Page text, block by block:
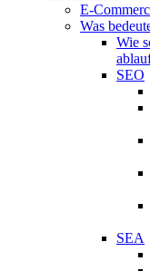
E-
Was
Wie
SEO
SEA